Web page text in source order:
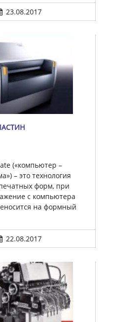
23.08.2017
(«компьютер –
– это технология
форм, при
с компьютера
на формный
22.08.2017